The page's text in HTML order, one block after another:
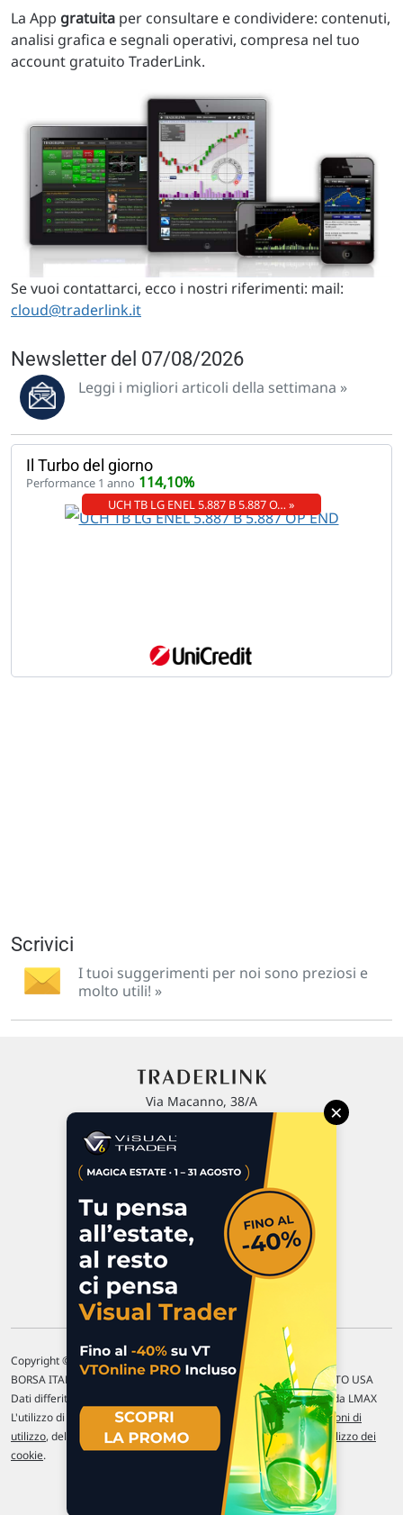
La App gratuita per consultare e condividere: contenuti,
analisi grafica e segnali operativi, compresa nel tuo
account gratuito TraderLink.
Se vuoi contattarci, ecco i nostri riferimenti: mail:
cloud@traderlink.it
Newsletter del 07/08/2026
Leggi i migliori articoli della settimana »
Il Turbo del giorno
Performance 1 anno 114,10%
UCH TB LG ENEL 5.887 B 5.887 O… »
Scrivici
I tuoi suggerimenti per noi sono preziosi e
molto utili! »
Via Macanno, 38/A
P.IVA 02 452 460 401
Commenti e segnalazioni
Contattaci
Copyright © 1996-2026 Traderlink Italia s.r.l.
BORSA ITALIANA Quotazioni di borsa differite di 15 min. / MERCATO USA
Dati differiti di 15 min. (fonte Intrinio) / FOREX Quotazioni fornite da LMAX
L'utilizzo di questo sito implica l'accettazione delle nostre Condizioni di
utilizzo, del Disclaimer MAR, dellePolitiche sulla privacye dell' Utilizzo dei
cookie.
×